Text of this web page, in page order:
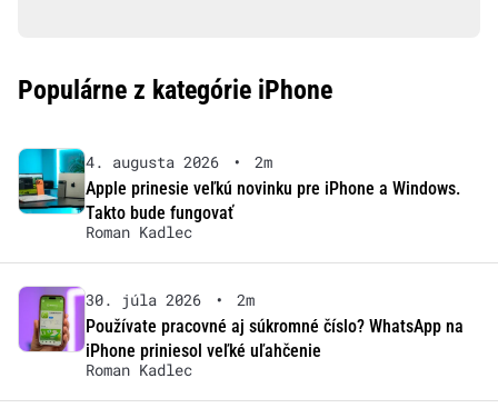
Populárne z kategórie iPhone
4. augusta 2026 •
2m
Apple prinesie veľkú novinku pre iPhone a Windows.
Takto bude fungovať
Roman Kadlec
30. júla 2026 •
2m
Používate pracovné aj súkromné číslo? WhatsApp na
iPhone priniesol veľké uľahčenie
Roman Kadlec